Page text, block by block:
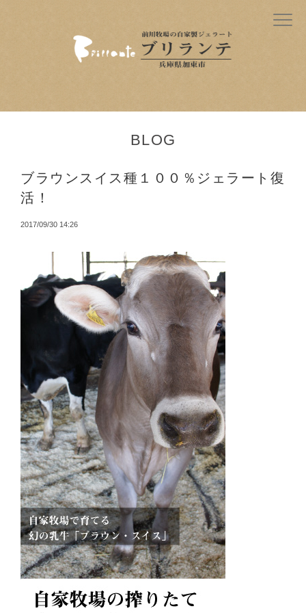
BLOG
ブラウンスイス種１００％ジェラート復
活！
2017/09/30 14:26